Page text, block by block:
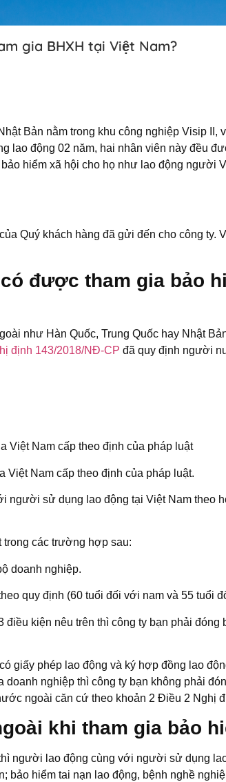
gia BHXH tại Việt Nam?
Bản nằm trong khu công nghiệp Visip II,
lao động 02 năm, hai nhân viên này đều
hiểm xã hội cho họ như lao động người
Quý khách hàng đã gửi đến cho công
được tham gia bảo
như Hàn Quốc, Trung Quốc hay Nhật
định 143/2018/NĐ-CP đã quy định người
Việt Nam cấp theo định của pháp luật
Việt Nam cấp theo định của pháp luật.
sử dụng lao động tại Việt Nam theo
các trường hợp sau:
doanh nghiệp.
quy định (60 tuổi đối với nam và 55 tuổi
kiện nêu trên thì công ty bạn phải
giấy phép lao động và ký hợp đồng lao
nghiệp thì công ty bạn không phải
ngoài căn cứ theo khoản 2 Điều 2 Nghị
khi tham gia bảo
người lao động cùng với người sử dụng
hiểm tai nạn lao động, bệnh nghề